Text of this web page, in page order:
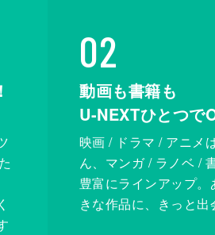
02
動画も書籍も
U-NEXTひとつで
映画 / ドラマ / アニメ
ん、マンガ / ラノベ /
豊富にラインアップ。
きな作品に、きっと出